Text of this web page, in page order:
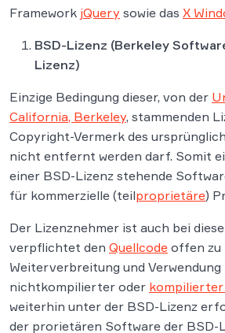
Framework jQuery sowie das X
BSD-Lizenz (Berkeley
Lizenz)
Einzige Bedingung dieser, von der
California, Berkeley, stammenden
Copyright-Vermerk des
nicht entfernt werden darf. Somit
einer BSD-Lizenz stehende
für kommerzielle (teilproprietäre)
Der Lizenznehmer ist auch bei
verpflichtet den Quellcode offen zu
Weiterverbreitung und Verwendung
nichtkompilierter oder kompilierter
weiterhin unter der BSD-Lizenz
der prorietären Software der BSD-